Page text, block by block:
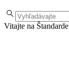
Vitajte na Štandarde